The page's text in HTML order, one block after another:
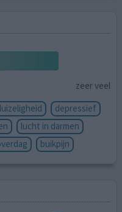
zeer veel
depressief
lucht in darmen
buikpijn